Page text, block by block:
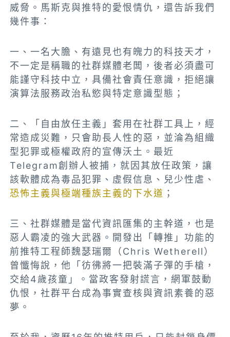
威脅。馬斯克與推特的愛恨情仇，還告訴我們
幾件事：
一、一名大膽、有遠見也有魄力的科技天才，
不一定是稱職的社群媒體老闆，後者必須盡可
能謹守科技中立，具備社會責任意識，拒絕讓
演算法服務政治私慾與特定意識型態；
二、「自由放任主義」套用在社群工具上，經
常造成災難，只會助長人性的惡，並淪為組織
型犯罪或極權政府的宣傳沃土。最近
Telegram創辦人被捕，就因其放任政策，讓
該軟體成為毒品犯罪、虛假信息、兒少性虐、
恐怖主義與極端種族主義的下水道 ；
三、社群媒體是當代資訊匯集的主幹道，也是
惡人霸凌的強大武器。開發出「轉推」功能的
前推特工程師魏瑟瑞爾（Chris Wetherell）
曾懺悔說，他「彷彿將一把裝滿子彈的手槍，
交給4歲孩童」。當政客發射謊言，網軍鼓動
仇恨，社群平台成為事實查核與資訊素養的惡
夢。